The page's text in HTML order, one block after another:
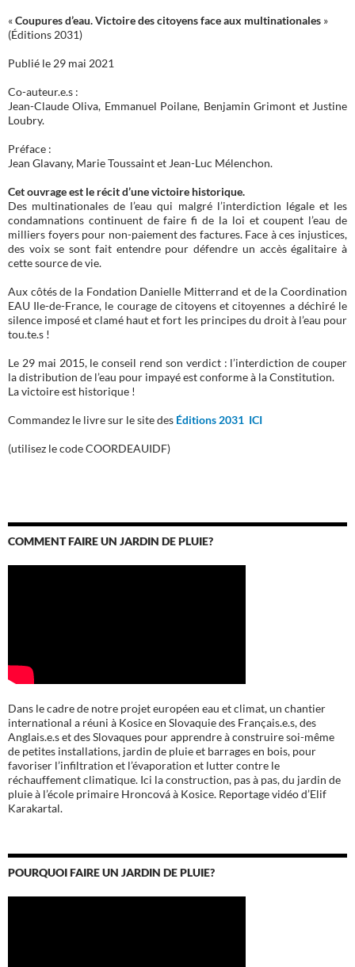
«Coupures d’eau. Victoire des citoyens face aux multinationales »
(Éditions 2031)
Publié le 29 mai 2021
Co-auteur.e.s :
Jean-Claude Oliva, Emmanuel Poilane, Benjamin Grimont et Justine
Loubry.
Préface :
Jean Glavany, Marie Toussaint et Jean-Luc Mélenchon.
Cet ouvrage est le récit d’une victoire historique.
Des multinationales de l’eau qui malgré l’interdiction légale et les
condamnations continuent de faire fi de la loi et coupent l’eau de
milliers foyers pour non-paiement des factures. Face à ces injustices,
des voix se sont fait entendre pour défendre un accès égalitaire à
cette source de vie.
Aux côtés de la Fondation Danielle Mitterrand et de la Coordination
EAU Ile-de-France, le courage de citoyens et citoyennes a déchiré le
silence imposé et clamé haut et fort les principes du droit à l’eau pour
tou.te.s !
Le 29 mai 2015, le conseil rend son verdict : l’interdiction de couper
la distribution de l’eau pour impayé est conforme à la Constitution.
La victoire est historique !
Commandez le livre sur le site des Éditions 2031 ICI
(utilisez le code COORDEAUIDF)
COMMENT FAIRE UN JARDIN DE PLUIE?
Dans le cadre de notre projet européen eau et climat, un chantier
international a réuni à Kosice en Slovaquie des Français.e.s, des
Anglais.e.s et des Slovaques pour apprendre à construire soi-même
de petites installations, jardin de pluie et barrages en bois, pour
favoriser l’infiltration et l’évaporation et lutter contre le
réchauffement climatique. Ici la construction, pas à pas, du jardin de
pluie à l’école primaire Hroncová à Kosice. Reportage vidéo d’Elif
Karakartal.
POURQUOI FAIRE UN JARDIN DE PLUIE?